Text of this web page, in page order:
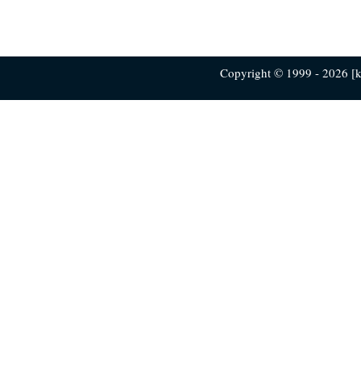
Copyright © 1999 - 2026